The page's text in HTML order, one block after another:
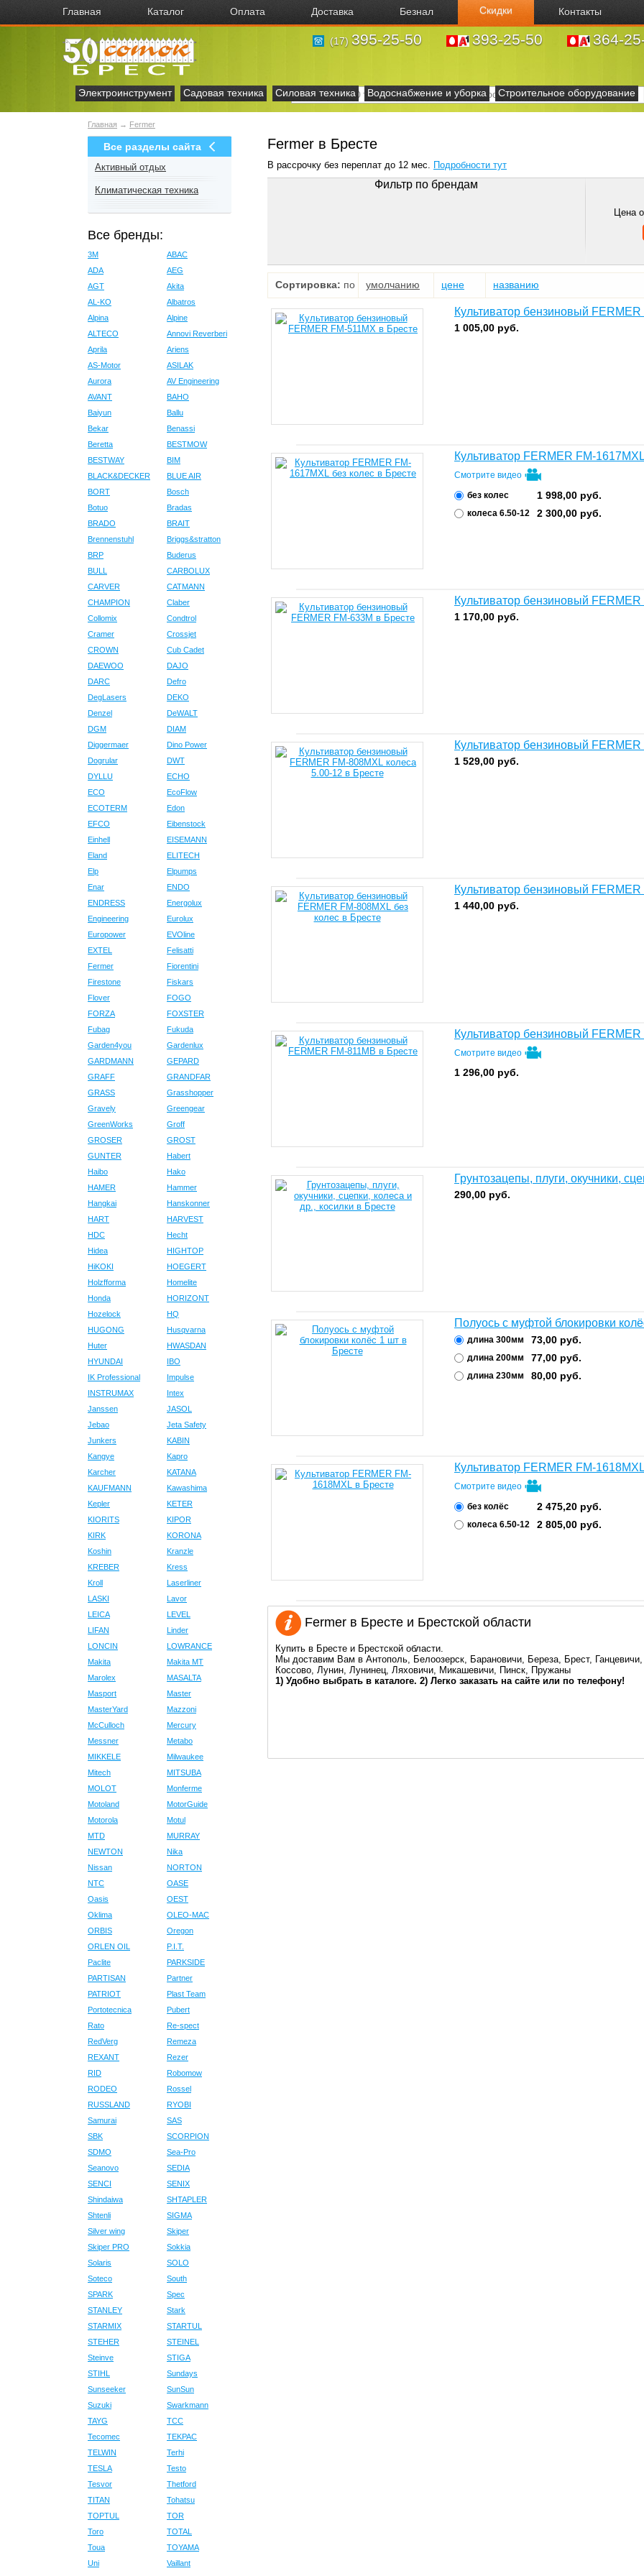
Главная Каталог Оплата Доставка Безнал Скидки Контакты
(17) 395-25-50 393-25-50 364-
Электроинструмент Садовая техника Силовая техника Водоснабжение и уборка Строительное оборудование
Главная → Fermer
Все разделы сайта
Активный отдых
Климатическая техника
Все бренды:
3M
ABAC
ADA
AEG
AGT
Akita
AL-KO
Albatros
Alpina
Alpine
ALTECO
Annovi Reverberi
Aprila
Ariens
AS-Motor
ASILAK
Aurora
AV Engineering
AVANT
BAHO
Baiyun
Ballu
Bekar
Benassi
Beretta
BESTMOW
BESTWAY
BIM
BLACK&DECKER
BLUE AIR
BORT
Bosch
Botuo
Bradas
BRADO
BRAIT
Brennenstuhl
Briggs&stratton
BRP
Buderus
BULL
CARBOLUX
CARVER
CATMANN
CHAMPION
Claber
Collomix
Condtrol
Cramer
Crossjet
CROWN
Cub Cadet
DAEWOO
DAJO
DARC
Defro
DegLasers
DEKO
Denzel
DeWALT
DGM
DIAM
Diggermaer
Dino Power
Dogrular
DWT
DYLLU
ECHO
ECO
EcoFlow
ECOTERM
Edon
EFCO
Eibenstock
Einhell
EISEMANN
Eland
ELITECH
Elp
Elpumps
Enar
ENDO
ENDRESS
Energolux
Engineering
Eurolux
Europower
EVOline
EXTEL
Felisatti
Fermer
Fiorentini
Firestone
Fiskars
Flover
FOGO
FORZA
FOXSTER
Fubag
Fukuda
Garden4you
Gardenlux
GARDMANN
GEPARD
GRAFF
GRANDFAR
GRASS
Grasshopper
Gravely
Greengear
GreenWorks
Groff
GROSER
GROST
GUNTER
Habert
Haibo
Hako
HAMER
Hammer
Hangkai
Hanskonner
HART
HARVEST
HDC
Hecht
Hidea
HIGHTOP
HiKOKI
HOEGERT
Holzfforma
Homelite
Honda
HORIZONT
Hozelock
HQ
HUGONG
Husqvarna
Huter
HWASDAN
HYUNDAI
IBO
IK Professional
Impulse
INSTRUMAX
Intex
Janssen
JASOL
Jebao
Jeta Safety
Junkers
KABIN
Kangye
Kapro
Karcher
KATANA
KAUFMANN
Kawashima
Kepler
KETER
KIORITS
KIPOR
KIRK
KORONA
Koshin
Kranzle
KREBER
Kress
Kroll
Laserliner
LASKI
Lavor
LEICA
LEVEL
LIFAN
Linder
LONCIN
LOWRANCE
Makita
Makita MT
Marolex
MASALTA
Masport
Master
MasterYard
Mazzoni
McCulloch
Mercury
Messner
Metabo
MIKKELE
Milwaukee
Mitech
MITSUBA
MOLOT
Monferme
Motoland
MotorGuide
Motorola
Motul
MTD
MURRAY
NEWTON
Nika
Nissan
NORTON
NTC
OASE
Oasis
OEST
Oklima
OLEO-MAC
ORBIS
Oregon
ORLEN OIL
P.I.T.
Paclite
PARKSIDE
PARTISAN
Partner
PATRIOT
Plast Team
Portotecnica
Pubert
Rato
Re-spect
RedVerg
Remeza
REXANT
Rezer
RID
Robomow
RODEO
Rossel
RUSSLAND
RYOBI
Samurai
SAS
SBK
SCORPION
SDMO
Sea-Pro
Seanovo
SEDIA
SENCI
SENIX
Shindaiwa
SHTAPLER
Shtenli
SIGMA
Silver wing
Skiper
Skiper PRO
Sokkia
Solaris
SOLO
Soteco
South
SPARK
Spec
STANLEY
Stark
STARMIX
STARTUL
STEHER
STEINEL
Steinve
STIGA
STIHL
Sundays
Sunseeker
SunSun
Suzuki
Swarkmann
TAYG
TCC
Tecomec
TEKPAC
TELWIN
Terhi
TESLA
Testo
Tesvor
Thetford
TITAN
Tohatsu
TOPTUL
TOR
Toro
TOTAL
Toua
TOYAMA
Uni
Vaillant
Fermer в Бресте
В рассрочку без переплат до 12 мес. Подробности тут
Фильтр по брендам
Цена
Сортировка: по умолчанию цене названию
Культиватор бензиновый FERMER
1 005,00 руб.
Культиватор FERMER FM-
Смотрите видео
без колес
1 998,00 руб.
колеса 6.50-12 2 300,00 руб.
Культиватор бензиновый
1 170,00 руб.
Культиватор бензиновый
1 529,00 руб.
Культиватор бензиновый
1 440,00 руб.
Культиватор бензиновый FERMER
Смотрите видео
1 296,00 руб.
Грунтозацепы, плуги, окучники,
290,00 руб.
Полуось с муфтой блокировки
длина 300мм 73,00 руб.
длина 200мм 77,00 руб.
длина 230мм 80,00 руб.
Культиватор FERMER FM-1618MXL
Смотрите видео
без колёс
2 475,20 руб.
колеса 6.50-12 2 805,00 руб.
Fermer в Бресте и Брестской области
Купить в Бресте и Брестской области.
Мы доставим Вам в Антополь, Белоозерск, Барановичи, Береза, Брест,
Коссово, Лунин, Лунинец, Ляховичи, Микашевичи, Пинск, Пружаны
1) Удобно выбрать в каталоге. 2) Легко заказать на сайте или по телефону!